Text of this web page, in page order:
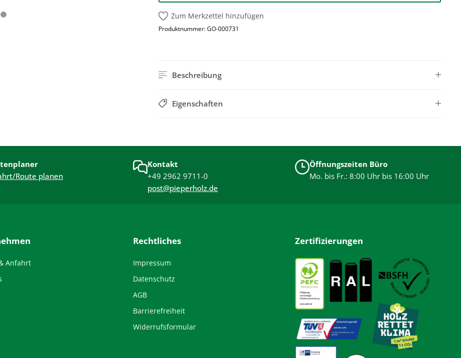
Zum Merkzettel hinzufügen
Produktnummer:GO-000731
Beschreibung
Eigenschaften
Route planen
Kontakt
+49 2962 9711-0
post@pieperholz.de
Öffnungszeiten Büro
Mo. bis Fr.: 8:00 Uhr bis 16:00 Uhr
Anfahrt
Rechtliches
Impressum
Datenschutz
AGB
Barrierefreiheit
Widerrufsformular
Zertifizierungen